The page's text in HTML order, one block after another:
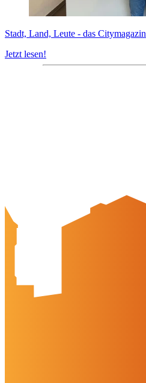
Stadt, Land, Leute - das Citymagazin
Jetzt lesen!
Peine Marketing GmbH
Breite Str. 58
05171-545556
Datenschutz
Barrierefreiheit